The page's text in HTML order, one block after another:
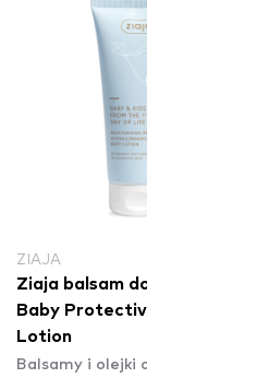
ZIAJA
Ziaja balsam do ciała - Med
Baby Protective Body
Lotion
Balsamy i olejki do ciała